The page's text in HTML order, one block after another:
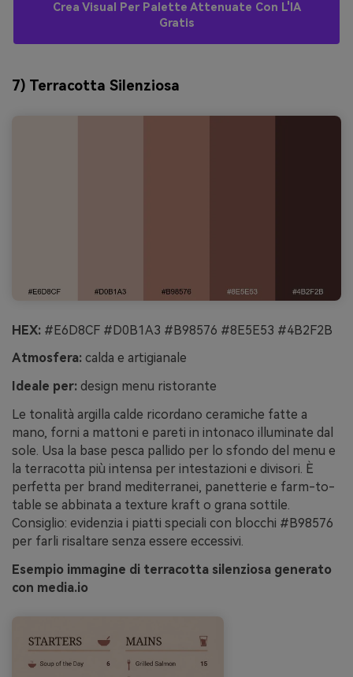
Crea Visual Per Palette Attenuate Con L'IA
Gratis
7) Terracotta Silenziosa
HEX: #E6D8CF #D0B1A3 #B98576 #8E5E53 #4B2F2B
Atmosfera: calda e artigianale
Ideale per: design menu ristorante
Le tonalità argilla calde ricordano ceramiche fatte a
mano, forni a mattoni e pareti in intonaco illuminate dal
sole. Usa la base pesca pallido per lo sfondo del menu e
la terracotta più intensa per intestazioni e divisori. È
perfetta per brand mediterranei, panetterie e farm-to-
table se abbinata a texture kraft o grana sottile.
Consiglio: evidenzia i piatti speciali con blocchi #B98576
per farli risaltare senza essere eccessivi.
Esempio immagine di terracotta silenziosa generato
con media.io